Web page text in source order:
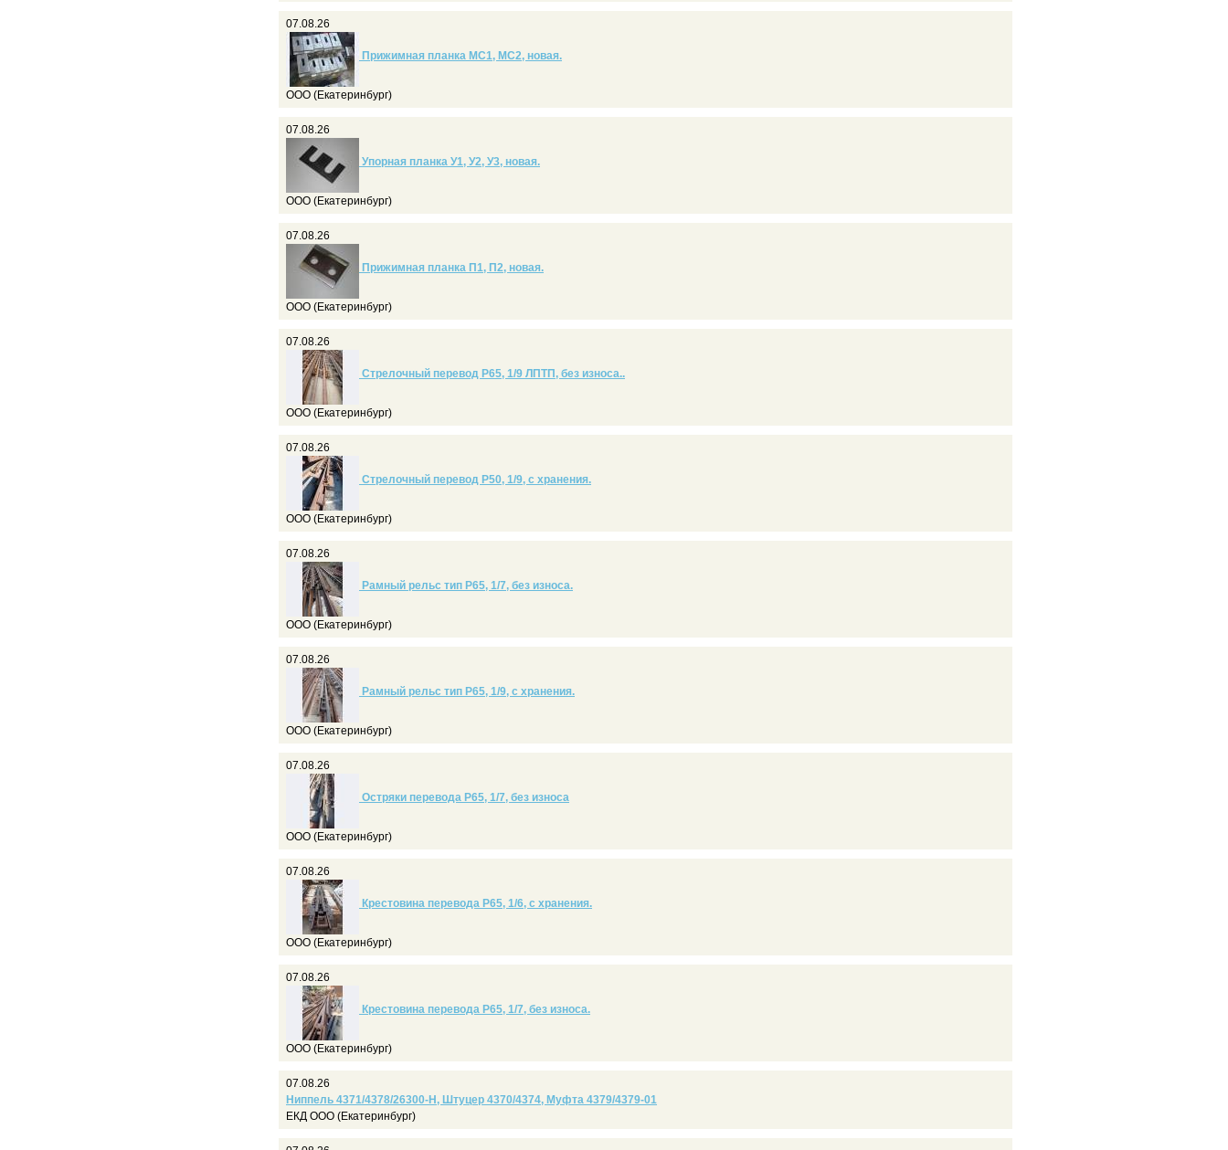
07.08.26
Прижимная планка МС1, МС2, новая.
ООО (Екатеринбург)
07.08.26
Упорная планка У1, У2, У3, новая.
ООО (Екатеринбург)
07.08.26
Прижимная планка П1, П2, новая.
ООО (Екатеринбург)
07.08.26
Стрелочный перевод Р65, 1/9 ЛПТП, без износа..
ООО (Екатеринбург)
07.08.26
Стрелочный перевод Р50, 1/9, с хранения.
ООО (Екатеринбург)
07.08.26
Рамный рельс тип Р65, 1/7, без износа.
ООО (Екатеринбург)
07.08.26
Рамный рельс тип Р65, 1/9, с хранения.
ООО (Екатеринбург)
07.08.26
Остряки перевода Р65, 1/7, без износа
ООО (Екатеринбург)
07.08.26
Крестовина перевода Р65, 1/6, с хранения.
ООО (Екатеринбург)
07.08.26
Крестовина перевода Р65, 1/7, без износа.
ООО (Екатеринбург)
07.08.26
Ниппель 4371/4378/26300-Н, Штуцер 4370/4374, Муфта 4379/4379-01
ЕКД ООО (Екатеринбург)